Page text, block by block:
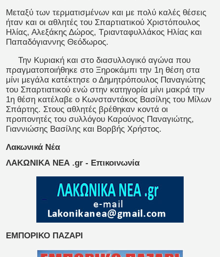
Μεταξύ των τερματισμένων και με πολύ καλές θέσεις
ήταν και οι αθλητές του Σπαρτιατικού Χριστόπουλος
Ηλίας, Αλεξάκης Δώρος, Τριανταφυλλάκος Ηλίας και
Παπαδόγιαννης Θεόδωρος.
Την Κυριακή και στο διασυλλογικό αγώνα που
πραγματοποιήθηκε στο Ξηροκάμπι την 1η θέση στα
μίνι μεγάλα κατέκτησε ο Δημητρόπουλος Παναγιώτης
του Σπαρτιατικού ενώ στην κατηγορία μίνι μακρά την
1η θέση κατέλαβε ο Κωνσταντάκος Βασίλης του Μίλων
Σπάρτης. Στους αθλητές βρέθηκαν κοντά οι
προπονητές του συλλόγου Καρούνος Παναγιώτης,
Γιαννιώσης Βασίλης και Βορβής Χρήστος.
Λακωνικά Νέα
ΛΑΚΩΝΙΚΑ ΝΕΑ .gr - Επικοινωνία
ΕΜΠΟΡΙΚΟ ΠΑΖΑΡΙ